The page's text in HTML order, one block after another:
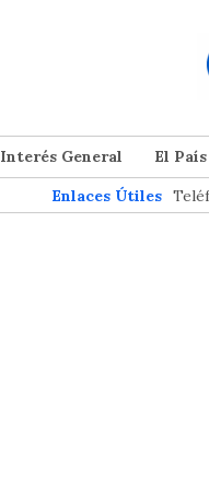
Interés General El País
Enlaces Útiles